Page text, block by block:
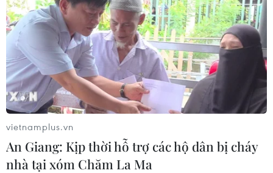
Kế hoạch hành động phòng, chống
bão, lũ, thiên tai cực đoan và biến đổi
khí hậu
06/08/2026 23:00
Mưa lớn gây ngập lụt, chia cắt nhiều
khu vực ở Nghệ An
06/08/2026 13:06
vietnamplus.vn
An Giang: Kịp thời hỗ trợ các hộ dân bị cháy
nhà tại xóm Chăm La Ma